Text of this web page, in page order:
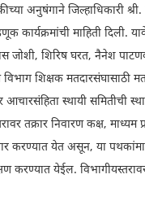
अनुषंगाने जिल्हाधिकारी
कार्यक्रमांची माहिती दिली.
जोशी, शिरिष घरत, नैनेश
शिक्षक मतदारसंघासाठी
स्थायी समितीची
तक्रार निवारण कक्ष,
येत असून, या
करण्यात येईल.